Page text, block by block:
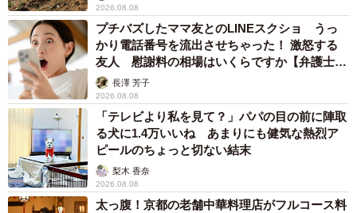
2026.08.08
プチバズしたママ友とのLINEスクショ うっ
かり電話番号を流出させちゃった！ 激怒する
友人 慰謝料の相場はいくらですか【弁護士が
解説】長澤 芳子
2026.08.08
「テレビより私を見て？」パパの目の前に陣取
る犬に1.4万いいね あまりにも健気な熱烈ア
ピールのちょっと切ない結末
梨木 香奈
2026.08.08
太っ腹！京都の老舗中華料理店がフルコース料